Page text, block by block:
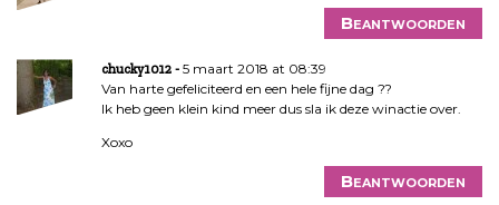
Beantwoorden
chucky1012
5 maart 2018 at 08:39
Van harte gefeliciteerd en een hele fijne dag ??
Ik heb geen klein kind meer dus sla ik deze winactie over.
Xoxo
Beantwoorden